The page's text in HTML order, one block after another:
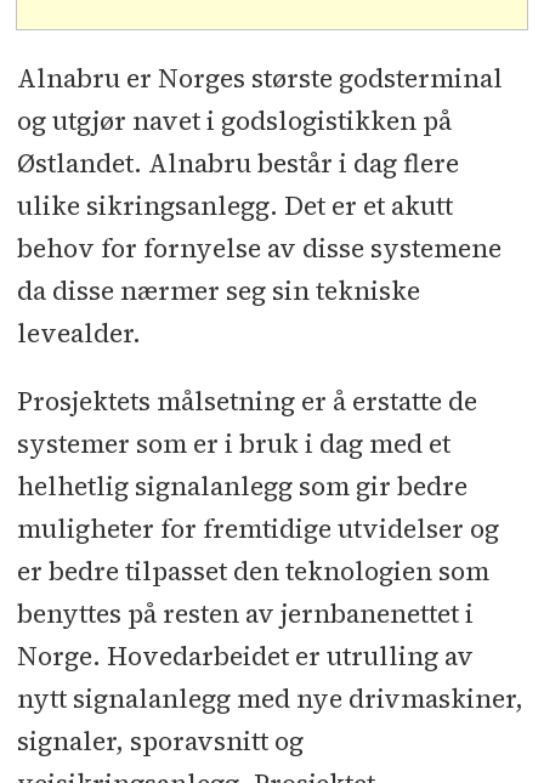
Alnabru er Norges største godsterminal
og utgjør navet i godslogistikken på
Østlandet. Alnabru består i dag flere
ulike sikringsanlegg. Det er et akutt
behov for fornyelse av disse systemene
da disse nærmer seg sin tekniske
levealder.
Prosjektets målsetning er å erstatte de
systemer som er i bruk i dag med et
helhetlig signalanlegg som gir bedre
muligheter for fremtidige utvidelser og
er bedre tilpasset den teknologien som
benyttes på resten av jernbanenettet i
Norge. Hovedarbeidet er utrulling av
nytt signalanlegg med nye drivmaskiner,
signaler, sporavsnitt og